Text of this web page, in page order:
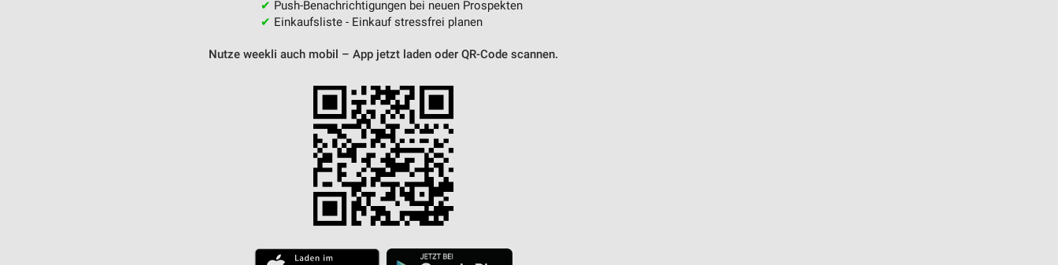
✔ Push-Benachrichtigungen bei neuen Prospekten
✔ Einkaufsliste - Einkauf stressfrei planen
Nutze weekli auch mobil – App jetzt laden oder QR-Code scannen.